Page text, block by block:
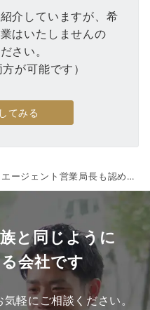
介していますが、希
はいたしませんの
さい。
が可能です）
てみる
ト営業局長も認めるノウハウと誠実さを持つパートナー
と同じように
会社です
軽にご相談ください。